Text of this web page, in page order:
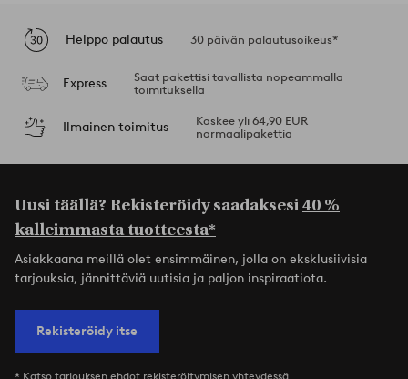
Helppo palautus 30 päivän palautusoikeus*
Express
Saat pakettisi tavallista nopeammalla
toimituksella
Ilmainen toimitus
Koskee yli 64,90 EUR
normaalipakettia
Uusi täällä? Rekisteröidy saadaksesi40 %
kalleimmasta tuotteesta*
Asiakkaana meillä olet ensimmäinen, jolla on eksklusiivisia
tarjouksia, jännittäviä uutisia ja paljon inspiraatiota.
Rekisteröidy itse
* Katso tarjouksen ehdot rekisteröitymisen yhteydessä